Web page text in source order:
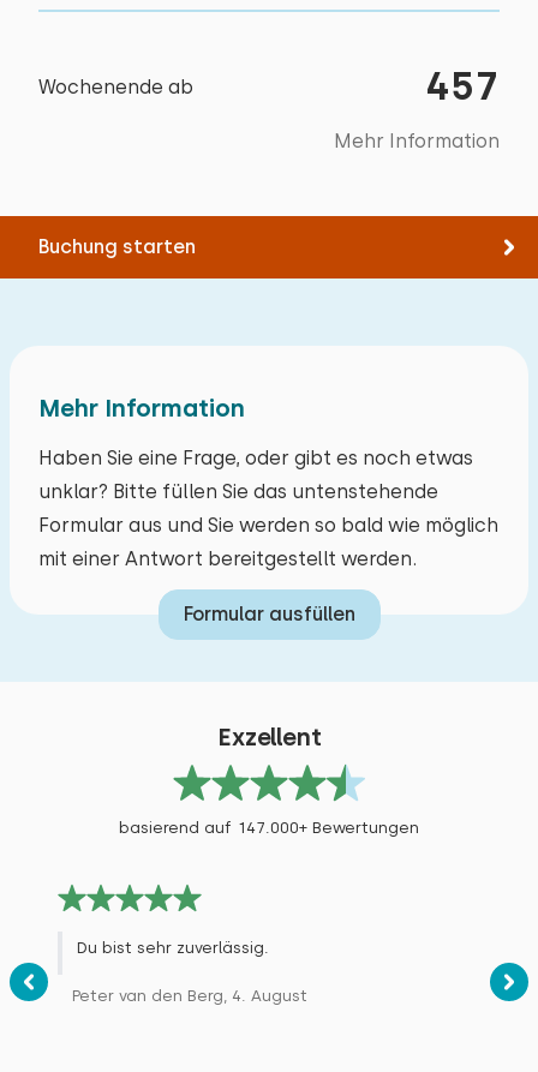
Wochenende ab 457
Mehr Information
Buchung starten
Mehr Information
Haben Sie eine Frage, oder gibt es noch etwas
unklar? Bitte füllen Sie das untenstehende
Formular aus und Sie werden so bald wie möglich
mit einer Antwort bereitgestellt werden.
Formular ausfüllen
Exzellent
basierend auf 147.000+ Bewertungen
Du bist sehr zuverlässig.
Peter van den Berg, 4. August